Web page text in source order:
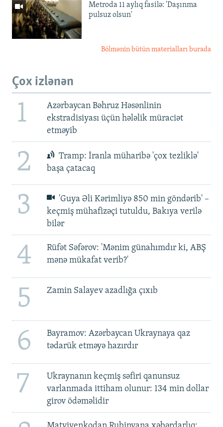
Metroda 11 aylıq fasilə: 'Daşınma
pulsuz olsun'
Bölmənin bütün materialları burada
Çox izlənən
1
Azərbaycan Bəhruz Həsənlinin
ekstradisiyası üçün hələlik müraciət
etməyib
2
Tramp: İranla müharibə 'çox tezliklə'
başa çatacaq
3
'Guya Əli Kərimliyə 850 min göndərib' –
keçmiş mühafizəçi tutuldu, Bakıya verilə
bilər
4
Rüfət Səfərov: 'Mənim günahımdır ki, ABŞ
mənə mükafat verib?'
5 Zamin Salayev azadlığa çıxıb
6
Bayramov: Azərbaycan Ukraynaya qaz
tədarük etməyə hazırdır
7
Ukraynanın keçmiş səfiri qanunsuz
varlanmada ittiham olunur: 134 min dollar
girov ödəməlidir